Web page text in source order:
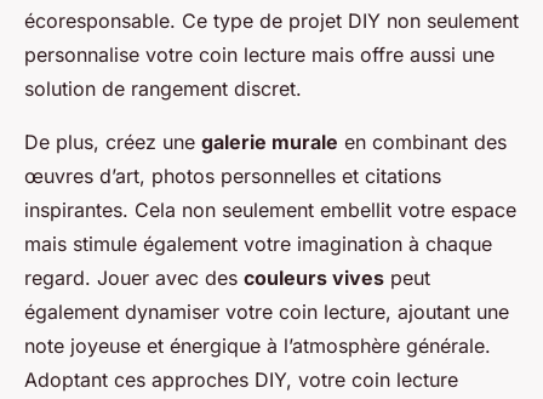
écoresponsable. Ce type de projet DIY non seulement
personnalise votre coin lecture mais offre aussi une
solution de rangement discret.
De plus, créez une galerie murale en combinant des
œuvres d’art, photos personnelles et citations
inspirantes. Cela non seulement embellit votre espace
mais stimule également votre imagination à chaque
regard. Jouer avec des couleurs vives peut
également dynamiser votre coin lecture, ajoutant une
note joyeuse et énergique à l’atmosphère générale.
Adoptant ces approches DIY, votre coin lecture